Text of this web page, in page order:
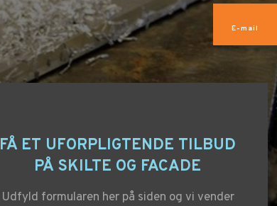
E-mail
FÅ ET UFORPLIGTENDE TILBUD
​PÅ SKILTE OG FACADE
Udfyld formularen her på siden og vi vender